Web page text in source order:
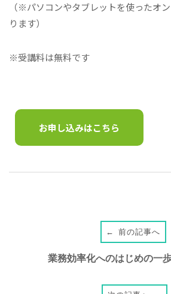
（※パソコンやタブレットを使ったオ
ります）
※受講料は無料です
お申し込みはこちら
← 前の記事へ
業務効率化へのはじめの一